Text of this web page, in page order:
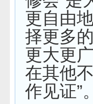
更自由
择更多
更大更
在其他
作见证”。